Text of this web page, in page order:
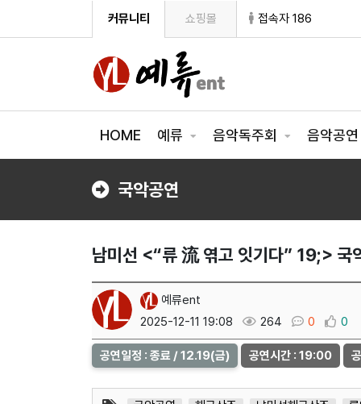
커뮤니티 쇼핑몰 접속자 186
HOME 예류 음악독주회 음악공연
국악공연
남미선 <“류 流 엮고 잇기다” 19;> 국
예류ent
2025-12-11 19:08
264 0 0
공연일정 : 종료 / 12.19(금) 공연시간 : 19:00